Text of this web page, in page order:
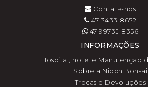
Contate-nos
47 3433-8652
47 99735-8356
INFORMAÇÕES
Hospital, hotel e Manutenção
Sobre a Nipon Bonsai
Trocas e Devoluções